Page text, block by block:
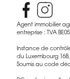
Agent immobilier
entreprise : TVA
Instance de
du Luxembourg
Soumis au code